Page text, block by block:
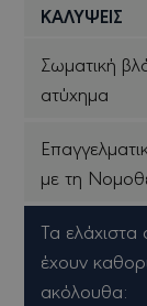
ΚΑΛΥΨΕΙΣ
Σωματική
ατύχημα
με τη
Tα
έχουν
ακόλουθα: